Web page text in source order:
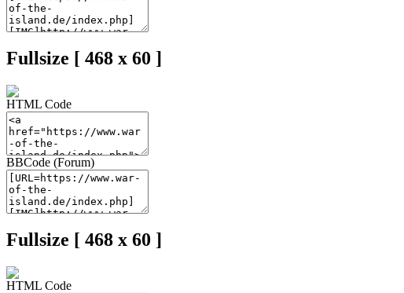
Fullsize [ 468 x 60 ]
HTML Code
BBCode (Forum)
Fullsize [ 468 x 60 ]
HTML Code